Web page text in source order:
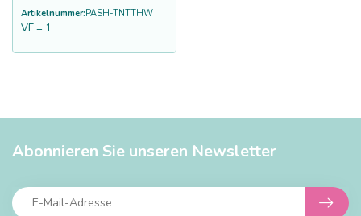
Artikelnummer:PASH-TNTTHW
VE = 1
Abonnieren Sie unseren Newsletter